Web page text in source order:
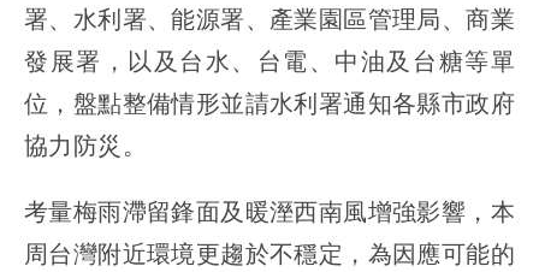
署、水利署、能源署、產業園區管理局、商業
發展署，以及台水、台電、中油及台糖等單
位，盤點整備情形並請水利署通知各縣市政府
協力防災。
考量梅雨滯留鋒面及暖溼西南風增強影響，本
周台灣附近環境更趨於不穩定，為因應可能的